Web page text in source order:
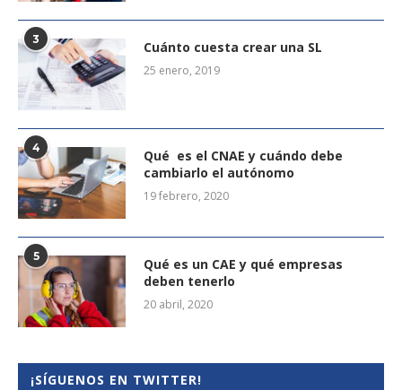
3 Cuánto cuesta crear una SL
25 enero, 2019
4
Qué es el CNAE y cuándo debe
cambiarlo el autónomo
19 febrero, 2020
5
Qué es un CAE y qué empresas
deben tenerlo
20 abril, 2020
¡SÍGUENOS EN TWITTER!